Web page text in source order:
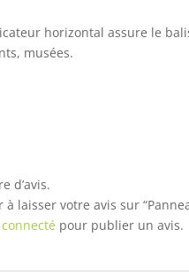
horizontal assure le
musées.
d’avis.
à laisser votre avis sur
connecté pour publier un avis.